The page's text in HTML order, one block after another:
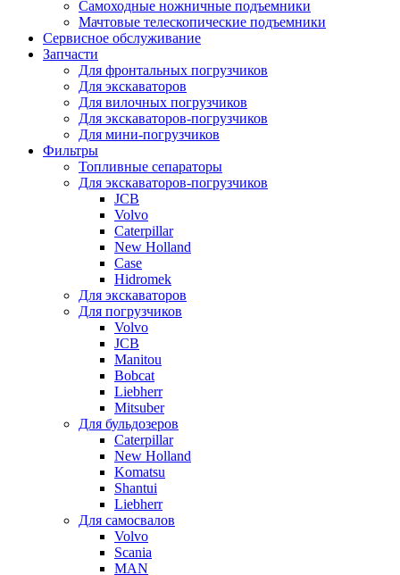
Самоходные ножничные подъемники
Мачтовые телескопические подъемники
Сервисное обслуживание
Запчасти
Для фронтальных погрузчиков
Для экскаваторов
Для вилочных погрузчиков
Для экскаваторов-погрузчиков
Для мини-погрузчиков
Фильтры
Топливные сепараторы
Для экскаваторов-погрузчиков
JCB
Volvo
Caterpillar
New Holland
Case
Hidromek
Для экскаваторов
Для погрузчиков
Volvo
JCB
Manitou
Bobcat
Liebherr
Mitsuber
Для бульдозеров
Caterpillar
New Holland
Komatsu
Shantui
Liebherr
Для самосвалов
Volvo
Scania
MAN